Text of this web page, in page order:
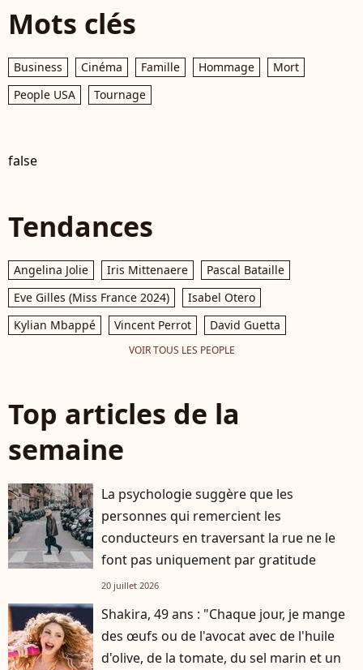
Mots clés
Business Cinéma Famille Hommage
Mort
People USA
Tournage
false
Tendances
Angelina Jolie Iris Mittenaere
Pascal Bataille
Eve Gilles (Miss France 2024)
Isabel Otero
Kylian Mbappé
Vincent Perrot David Guetta
VOIR TOUS LES PEOPLE
Top articles de la
semaine
La psychologie suggère que les
personnes qui remercient les
conducteurs en traversant la rue ne le
font pas uniquement par gratitude
20 juillet 2026
Shakira, 49 ans : "Chaque jour, je mange
des œufs ou de l'avocat avec de l'huile
d'olive, de la tomate, du sel marin et un